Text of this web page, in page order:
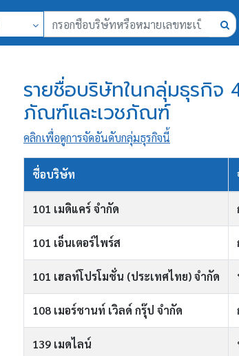
รายชื่อบริษัทในกลุ่มธุรกิจ
ภัณฑ์และเวชภัณฑ์
คลิกเพื่อดูการจัดอันดับกลุ่มธุรกิจนี้
ชื่อบริษัท
101 เมดิแคร์ จำกัด
101 เอ็นเตอร์ไพร์ส
101 เฮลท์โปรโมชั่น (ประเทศไทย) จำกัด
108 เมอร์ชานท์ เวิลด์ กรุ๊ป จำกัด
139 เมดไลน์